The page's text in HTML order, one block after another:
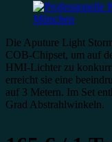
Die Aputure Light
COB-Chipset, um auf
HMI-Lichter zu
erreicht sie eine
auf 3 Metern. Im Set
Grad Abstrahlwinkeln.